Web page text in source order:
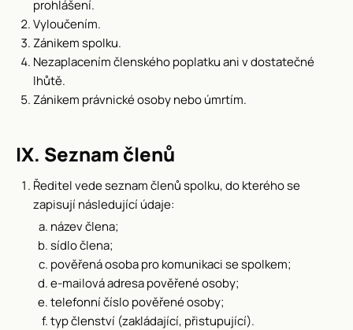
prohlášení.
Vyloučením.
Zánikem spolku.
Nezaplacením členského poplatku ani v dostatečné
lhůtě.
Zánikem právnické osoby nebo úmrtím.
IX. Seznam členů
Ředitel vede seznam členů spolku, do kterého se
zapisují následující údaje:
název člena;
sídlo člena;
pověřená osoba pro komunikaci se spolkem;
e-mailová adresa pověřené osoby;
telefonní číslo pověřené osoby;
typ členství (zakládající, přistupující).